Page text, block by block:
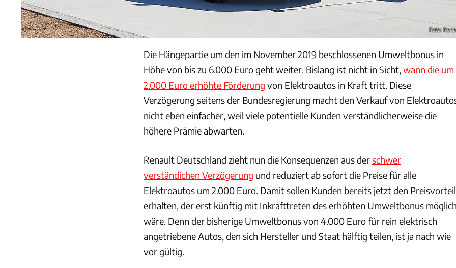
Foto:
Die Hängepartie um den im November 2019 beschlossenen Umweltbonus in
Höhe von bis zu 6.000 Euro geht weiter. Bislang ist nicht in Sicht, wann die um
2.000 Euro erhöhte Förderung von Elektroautos in Kraft tritt. Diese
Verzögerung seitens der Bundesregierung macht den Verkauf von
nicht eben einfacher, weil viele potentielle Kunden verständlicherweise die
höhere Prämie abwarten.
Renault Deutschland zieht nun die Konsequenzen aus derschwer
verständichen Verzögerung und reduziert ab sofort die Preise für alle
Elektroautos um 2.000 Euro. Damit sollen Kunden bereits jetzt den Preisvorteil
erhalten, der erst künftig mit Inkrafttreten des erhöhten Umweltbonus
wäre. Denn der bisherige Umweltbonus von 4.000 Euro für rein elektrisch
angetriebene Autos, den sich Hersteller und Staat hälftig teilen, ist ja nach wie
vor gültig.